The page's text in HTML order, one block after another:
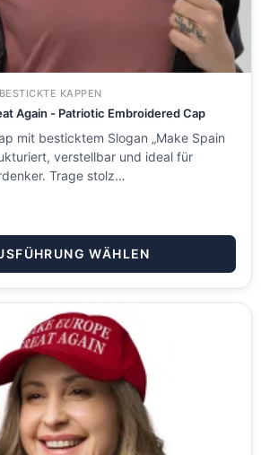
BESTICKTE KAPPEN
Again - Patriotic Embroidered Cap
mit besticktem Slogan „Make Spain
verstellbar und ideal für
Trage stolz…
WÄHLEN